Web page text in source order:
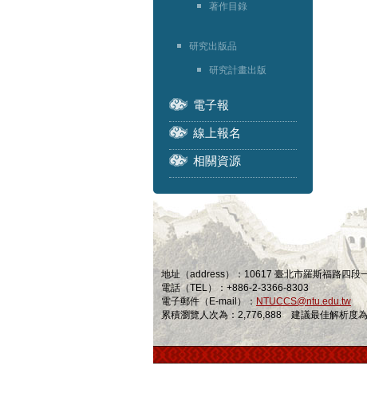
著作目錄
研究出版品
研究計畫出版
電子報
線上報名
相關資源
地址（address）：10617 臺北市羅斯福路四段
電話（TEL）：+886-2-3366-8303
電子郵件（E-mail）： NTUCCS@ntu.edu.tw
累積瀏覽人次為：2,776,888 建議最佳解析度